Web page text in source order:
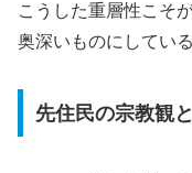
こうした重層性こそ
奥深いものにしてい
先住民の宗教観